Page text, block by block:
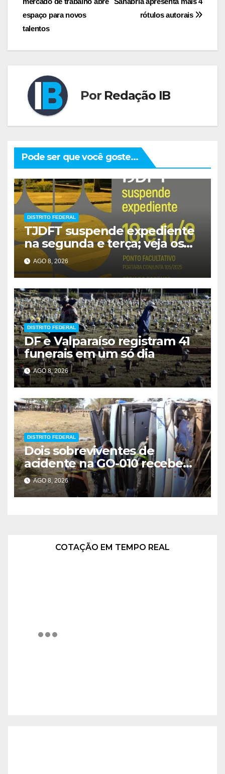
de
Post
rótulos autorais
espaço para novos
talentos
Por Redação IB
Pode ser que você goste...
DISTRITO FEDERAL
TJDFT suspende expediente
na segunda e terça; veja os
prazos
AGO 8, 2026
DISTRITO FEDERAL
DF e Valparaíso registram 41
funerais em um só dia
AGO 8, 2026
DISTRITO FEDERAL
Dois sobreviventes de
acidente na GO-010 recebem
alta hospitalar
AGO 8, 2026
COTAÇÃO EM TEMPO REAL